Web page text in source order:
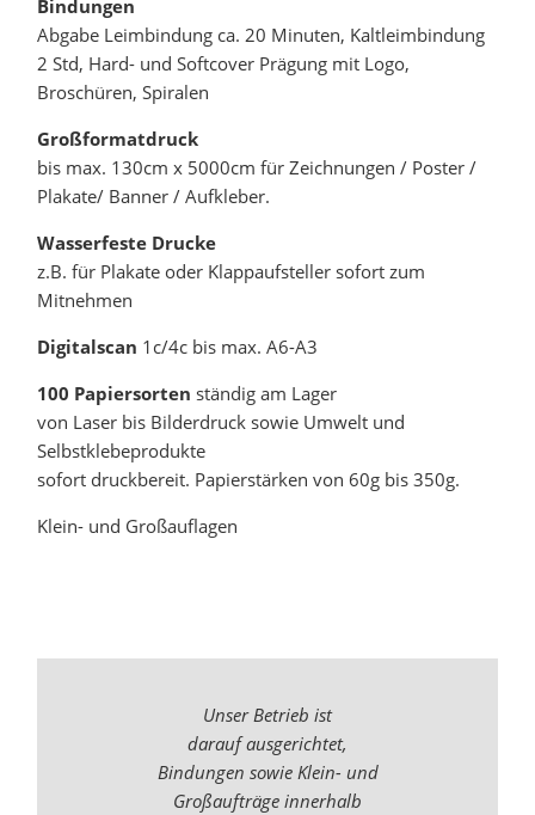
Bindungen
Abgabe Leimbindung ca. 20 Minuten, Kaltleimbindung
2 Std, Hard- und Softcover Prägung mit Logo,
Broschüren, Spiralen
Großformatdruck
bis max. 130cm x 5000cm für Zeichnungen / Poster /
Plakate/ Banner / Aufkleber.
Wasserfeste Drucke
z.B. für Plakate oder Klappaufsteller sofort zum
Mitnehmen
Digitalscan 1c/4c bis max. A6-A3
100 Papiersorten ständig am Lager
von Laser bis Bilderdruck sowie Umwelt und
Selbstklebeprodukte
sofort druckbereit. Papierstärken von 60g bis 350g.
Klein- und Großauflagen
Unser Betrieb ist
darauf ausgerichtet,
Bindungen sowie Klein- und
Großaufträge innerhalb